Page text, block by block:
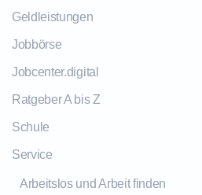
Geldleistungen
Jobbörse
Jobcenter.digital
Ratgeber A bis Z
Schule
Service
Arbeitslos und Arbeit finden